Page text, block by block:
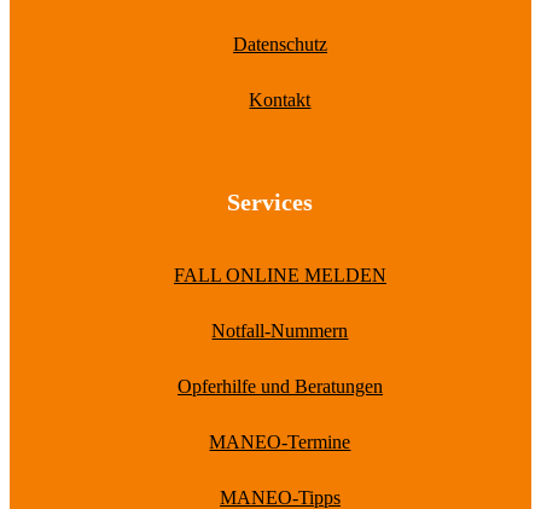
Datenschutz
Kontakt
Services
FALL ONLINE MELDEN
Notfall-Nummern
Opferhilfe und Beratungen
MANEO-Termine
MANEO-Tipps